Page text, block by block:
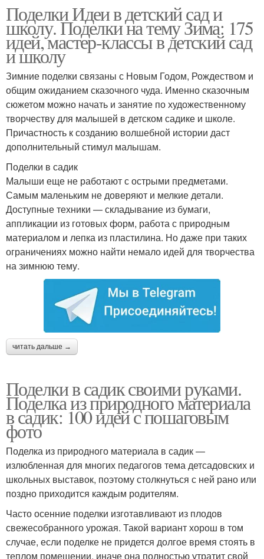
Поделки Идеи в детский сад и
школу. Поделки на тему Зима: 175
идей, мастер-классы в детский сад
и школу
Зимние поделки связаны с Новым Годом, Рождеством и
общим ожиданием сказочного чуда. Именно сказочным
сюжетом можно начать и занятие по художественному
творчеству для малышей в детском садике и школе.
Причастность к созданию волшебной истории даст
дополнительный стимул малышам.
Поделки в садик
Малыши еще не работают с острыми предметами.
Самым маленьким не доверяют и мелкие детали.
Доступные техники — складывание из бумаги,
аппликации из готовых форм, работа с природным
материалом и лепка из пластилина. Но даже при таких
ограничениях можно найти немало идей для творчества
на зимнюю тему.
читать дальше →
Поделки в садик своими руками.
Поделка из природного материала
в садик: 100 идей с пошаговым
фото
Поделка из природного материала в садик —
излюбленная для многих педагогов тема детсадовских и
школьных выставок, поэтому столкнуться с ней рано или
поздно приходится каждым родителям.
Часто осенние поделки изготавливают из плодов
свежесобранного урожая. Такой вариант хорош в том
случае, если поделке не придется долгое время стоять в
теплом помещении, иначе она полностью утратит свой